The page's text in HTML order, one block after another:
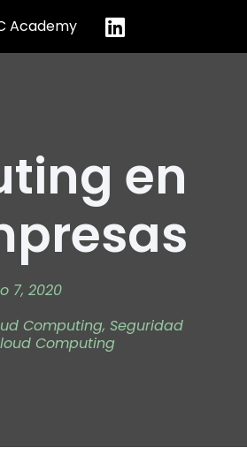
Academy
en
7, 2020
Computing, Seguridad
Computing